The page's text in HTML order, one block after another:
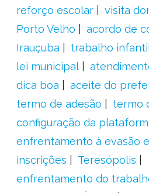
reforço escolar
visita
Porto Velho
acordo de
Irauçuba
trabalho
lei municipal
dica boa
aceite do
termo de adesão
termo
configuração da
enfrentamento à evasão
inscrições
Teresópolis
enfrentamento do